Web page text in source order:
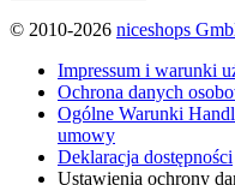
© 2010-2026 niceshops
Impressum i warunki
Ochrona danych
Ogólne Warunki
umowy
Deklaracja dostępności
Ustawienia ochrony